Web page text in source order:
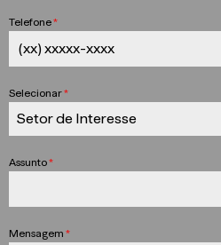
Telefone*
Selecionar*
Setor de Interesse
Assunto*
Mensagem *